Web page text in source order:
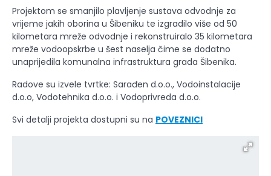
Projektom se smanjilo plavljenje sustava odvodnje za
vrijeme jakih oborina u Šibeniku te izgradilo više od 50
kilometara mreže odvodnje i rekonstruiralo 35 kilometara
mreže vodoopskrbe u šest naselja čime se dodatno
unaprijedila komunalna infrastruktura grada Šibenika.
Radove su izvele tvrtke: Sarađen d.o.o., Vodoinstalacije
d.o.o, Vodotehnika d.o.o. i Vodoprivreda d.o.o.
Svi detalji projekta dostupni su na POVEZNICI